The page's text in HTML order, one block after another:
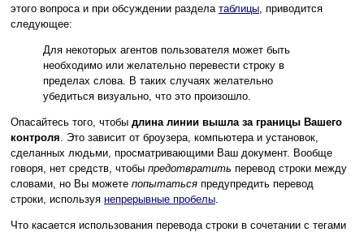
этого вопроса и при обсуждении раздела таблицы , приводится
следующее:
Для некоторых агентов пользователя может быть
необходимо или желательно перевести строку в
пределах слова. В таких случаях желательно
убедиться визуально, что это произошло.
Опасайтесь того, чтобы длина линии вышла за границы Вашего
контроля . Это зависит от броузера, компьютера и установок,
сделанных людьми, просматривающими Ваш документ. Вообще
говоря, нет средств, чтобы предотвратить перевод строки между
словами, но Вы можете попытаться предупредить перевод
строки, используя непрерывные пробелы
Что касается использования перевода строки в сочетании с тегами